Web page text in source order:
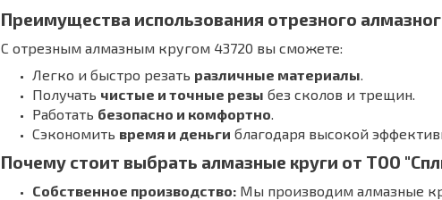
Преимущества использования отрезного
С отрезным алмазным кругом 43720 вы сможете:
Легко и быстро резать различные материалы.
Получать чистые и точные резы без сколов и трещин.
Работать безопасно и комфортно.
Сэкономить время и деньги благодаря высокой
Почему стоит выбрать алмазные круги от ТОО
Собственное производство: Мы производим алмазные